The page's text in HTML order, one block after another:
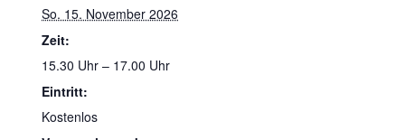
So. 15. November 2026
Zeit:
15.30 Uhr – 17.00 Uhr
Eintritt:
Kostenlos